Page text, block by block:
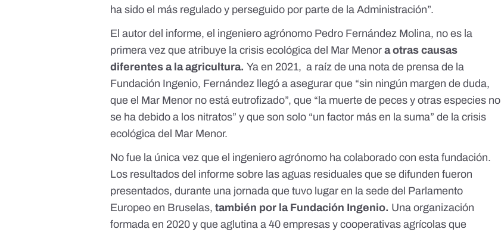
ha sido el más regulado y perseguido por parte de la Administración”.
El autor del informe, el ingeniero agrónomo Pedro Fernández Molina, no es la
primera vez que atribuye la crisis ecológica del Mar Menora otras causas
diferentes a la agricultura.Ya en 2021, a raíz de una nota de prensa de la
Fundación Ingenio, Fernández llegó a asegurar que “sin ningún margen de duda,
que el Mar Menor no está eutrofizado”, que “la muerte de peces y otras especies no
se ha debido a los nitratos” y que son solo “un factor más en la suma” de la crisis
ecológica del Mar Menor.
No fue la única vez que el ingeniero agrónomo ha colaborado con esta fundación.
Los resultados del informe sobre las aguas residuales que se difunden fueron
presentados, durante una jornada que tuvo lugar en la sede del Parlamento
Europeo en Bruselas,también por la Fundación Ingenio. Una organización
formada en 2020 y que aglutina a 40 empresas y cooperativas agrícolas que